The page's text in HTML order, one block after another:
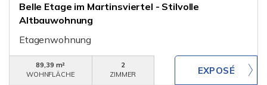
Belle Etage im Martinsviertel - Stilvolle
Altbauwohnung
Etagenwohnung
89,39 m²
WOHNFLÄCHE
2
ZIMMER